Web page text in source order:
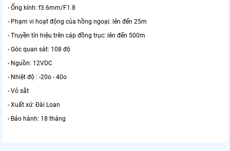
- Ống kính: f3.6mm/F1.8
- Phạm vi hoạt động của hồng ngoại: lên đến 25m
- Truyền tín hiệu trên cáp đồng trục: lên đến 500m
- Góc quan sát: 108 độ
- Nguồn: 12VDC
- Nhiệt độ : -20o - 40o
- Vỏ sắt
- Xuất xứ: Đài Loan
- Bảo hành: 18 tháng